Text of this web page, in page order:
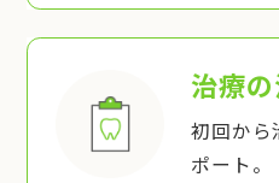
治療
初回から
ポート。